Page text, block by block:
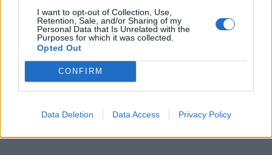
I want to opt-out of Collection, Use,
Retention, Sale, and/or Sharing of my
Personal Data that Is Unrelated with the
Purposes for which it was collected.
Opted Out
CONFIRM
Data Deletion Data Access Privacy Policy